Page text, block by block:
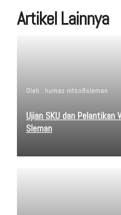
Artikel Lainnya
Oleh : humas mtsn8sleman
Ujian SKU dan
Sleman